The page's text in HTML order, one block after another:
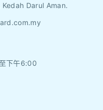
Darul Aman.
下午6:00